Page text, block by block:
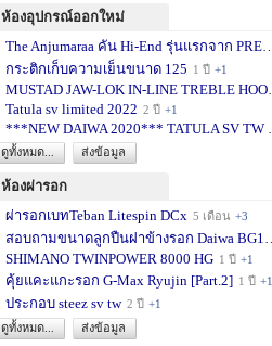
ห้องอุปกรณ์ออกใหม่
The Anjumaraa คัน Hi-End รุ่นแรกจาก PREY
กระติกเก็บความเย็นขนาด 125 1 ปี +1
MUSTAD JAW-LOK IN-LINE TREBLE HOOK - 5X
Tatula sv limited 2022 2 ปี +1
***NEW DAIWA 2020*** TATULA SV TW
ดูทั้งหมด...
ส่งข้อมูล
ห้องผ่ารอก
ผ่ารอกเบทTeban Litespin DCx 5 เดือน +3
สอบถามขนาดลูกปืนฝาข้างรอก Daiwa BG10
SHIMANO TWINPOWER 8000 HG 1 ปี +1
คุ้ยแคะแกะรอก G-Max Ryujin [Part.2] 1 ปี +1
ประกอบ steez sv tw 2 ปี +1
ดูทั้งหมด...
ส่งข้อมูล